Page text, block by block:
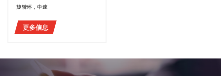
旋转环，中速
更多信息